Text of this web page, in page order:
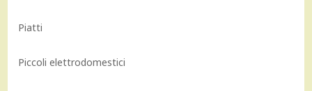
Piatti
Piccoli elettrodomestici